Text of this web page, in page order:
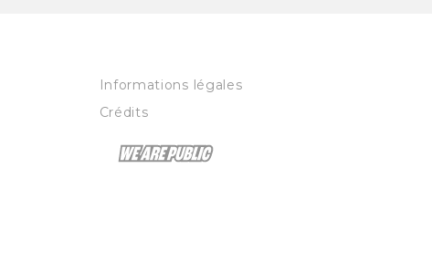
Informations légales
Crédits